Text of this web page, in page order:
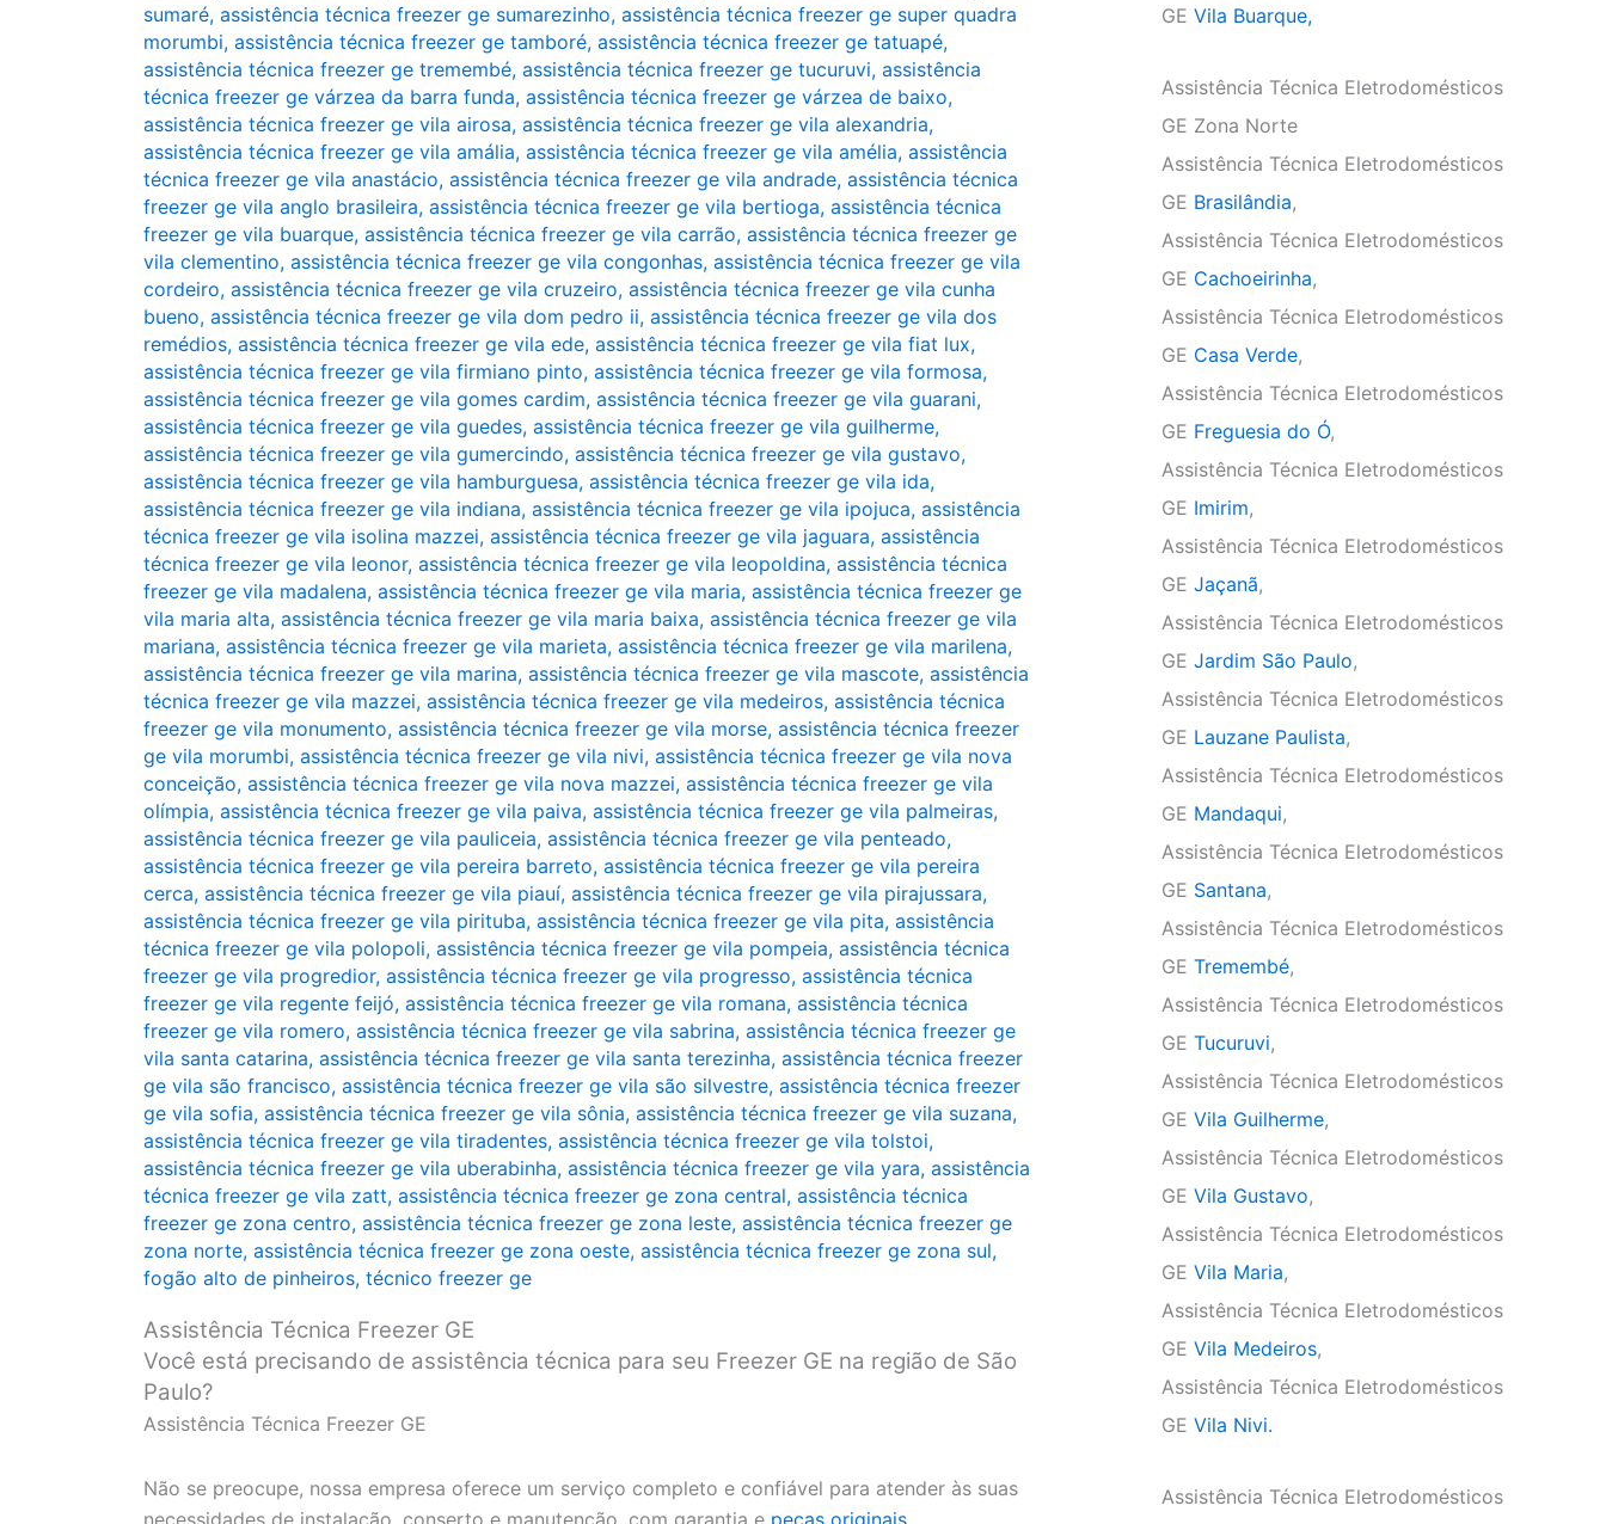
sumaré, assistência técnica freezer ge sumarezinho, assistência técnica freezer ge super quadra
morumbi, assistência técnica freezer ge tamboré, assistência técnica freezer ge tatuapé,
assistência técnica freezer ge tremembé, assistência técnica freezer ge tucuruvi, assistência
técnica freezer ge várzea da barra funda, assistência técnica freezer ge várzea de baixo,
assistência técnica freezer ge vila airosa, assistência técnica freezer ge vila alexandria,
assistência técnica freezer ge vila amália, assistência técnica freezer ge vila amélia, assistência
técnica freezer ge vila anastácio, assistência técnica freezer ge vila andrade, assistência técnica
freezer ge vila anglo brasileira, assistência técnica freezer ge vila bertioga, assistência técnica
freezer ge vila buarque, assistência técnica freezer ge vila carrão, assistência técnica freezer ge
vila clementino, assistência técnica freezer ge vila congonhas, assistência técnica freezer ge vila
cordeiro, assistência técnica freezer ge vila cruzeiro, assistência técnica freezer ge vila cunha
bueno, assistência técnica freezer ge vila dom pedro ii, assistência técnica freezer ge vila dos
remédios, assistência técnica freezer ge vila ede, assistência técnica freezer ge vila fiat lux,
assistência técnica freezer ge vila firmiano pinto, assistência técnica freezer ge vila formosa,
assistência técnica freezer ge vila gomes cardim, assistência técnica freezer ge vila guarani,
assistência técnica freezer ge vila guedes, assistência técnica freezer ge vila guilherme,
assistência técnica freezer ge vila gumercindo, assistência técnica freezer ge vila gustavo,
assistência técnica freezer ge vila hamburguesa, assistência técnica freezer ge vila ida,
assistência técnica freezer ge vila indiana, assistência técnica freezer ge vila ipojuca, assistência
técnica freezer ge vila isolina mazzei, assistência técnica freezer ge vila jaguara, assistência
técnica freezer ge vila leonor, assistência técnica freezer ge vila leopoldina, assistência técnica
freezer ge vila madalena, assistência técnica freezer ge vila maria, assistência técnica freezer ge
vila maria alta, assistência técnica freezer ge vila maria baixa, assistência técnica freezer ge vila
mariana, assistência técnica freezer ge vila marieta, assistência técnica freezer ge vila marilena,
assistência técnica freezer ge vila marina, assistência técnica freezer ge vila mascote, assistência
técnica freezer ge vila mazzei, assistência técnica freezer ge vila medeiros, assistência técnica
freezer ge vila monumento, assistência técnica freezer ge vila morse, assistência técnica freezer
ge vila morumbi, assistência técnica freezer ge vila nivi, assistência técnica freezer ge vila nova
conceição, assistência técnica freezer ge vila nova mazzei, assistência técnica freezer ge vila
olímpia, assistência técnica freezer ge vila paiva, assistência técnica freezer ge vila palmeiras,
assistência técnica freezer ge vila pauliceia, assistência técnica freezer ge vila penteado,
assistência técnica freezer ge vila pereira barreto, assistência técnica freezer ge vila pereira
cerca, assistência técnica freezer ge vila piauí, assistência técnica freezer ge vila pirajussara,
assistência técnica freezer ge vila pirituba, assistência técnica freezer ge vila pita, assistência
técnica freezer ge vila polopoli, assistência técnica freezer ge vila pompeia, assistência técnica
freezer ge vila progredior, assistência técnica freezer ge vila progresso, assistência técnica
freezer ge vila regente feijó, assistência técnica freezer ge vila romana, assistência técnica
freezer ge vila romero, assistência técnica freezer ge vila sabrina, assistência técnica freezer ge
vila santa catarina, assistência técnica freezer ge vila santa terezinha, assistência técnica freezer
ge vila são francisco, assistência técnica freezer ge vila são silvestre, assistência técnica freezer
ge vila sofia, assistência técnica freezer ge vila sônia, assistência técnica freezer ge vila suzana,
assistência técnica freezer ge vila tiradentes, assistência técnica freezer ge vila tolstoi,
assistência técnica freezer ge vila uberabinha, assistência técnica freezer ge vila yara, assistência
técnica freezer ge vila zatt, assistência técnica freezer ge zona central, assistência técnica
freezer ge zona centro, assistência técnica freezer ge zona leste, assistência técnica freezer ge
zona norte, assistência técnica freezer ge zona oeste, assistência técnica freezer ge zona sul,
fogão alto de pinheiros, técnico freezer ge
Assistência Técnica Freezer GE
Você está precisando de assistência técnica para seu Freezer GE na região de São
Paulo?
Assistência Técnica Freezer GE
Não se preocupe, nossa empresa oferece um serviço completo e confiável para atender às suas
GE Vila Buarque,
Assistência Técnica Eletrodomésticos
GE Zona Norte
Assistência Técnica Eletrodomésticos
GE Brasilândia,
Assistência Técnica Eletrodomésticos
GE Cachoeirinha,
Assistência Técnica Eletrodomésticos
GE Casa Verde,
Assistência Técnica Eletrodomésticos
GE Freguesia do Ó,
Assistência Técnica Eletrodomésticos
GE Imirim,
Assistência Técnica Eletrodomésticos
GE Jaçanã,
Assistência Técnica Eletrodomésticos
GE Jardim São Paulo,
Assistência Técnica Eletrodomésticos
GE Lauzane Paulista,
Assistência Técnica Eletrodomésticos
GE Mandaqui,
Assistência Técnica Eletrodomésticos
GE Santana,
Assistência Técnica Eletrodomésticos
GE Tremembé,
Assistência Técnica Eletrodomésticos
GE Tucuruvi,
Assistência Técnica Eletrodomésticos
GE Vila Guilherme,
Assistência Técnica Eletrodomésticos
GE Vila Gustavo,
Assistência Técnica Eletrodomésticos
GE Vila Maria,
Assistência Técnica Eletrodomésticos
GE Vila Medeiros,
Assistência Técnica Eletrodomésticos
GE Vila Nivi.
Assistência Técnica Eletrodomésticos